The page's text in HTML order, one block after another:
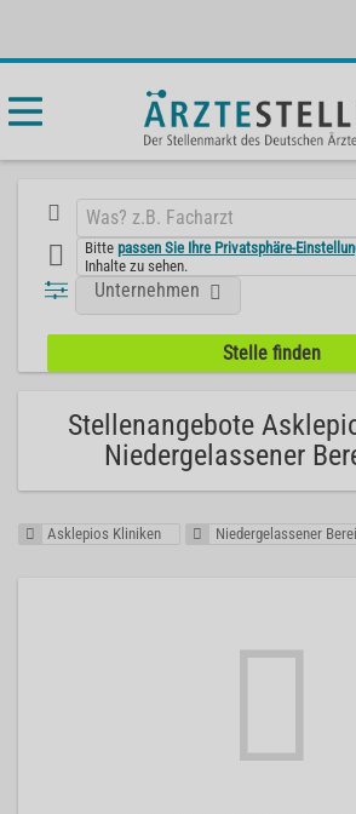
Bittepassen Sie Ihre Privatsphäre-
Inhalte zu sehen.
Unternehmen
Stellenangebote
Niedergelassener
Asklepios Kliniken Niedergelassener